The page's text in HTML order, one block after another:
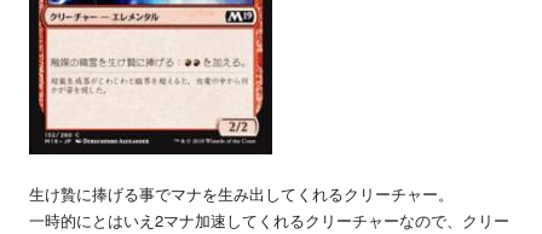
生け贄に捧げる事でマナを生み出してくれるクリーチャー。
一時的にとはいえ2マナ加速してくれるクリーチャーなので、クリー